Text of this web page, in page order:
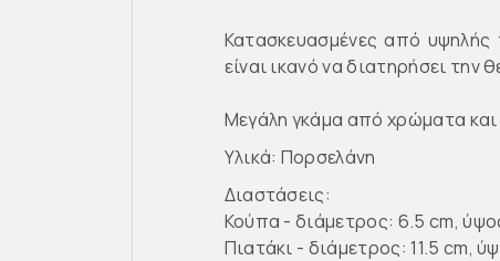
Κατασκευασμένες από υψηλής
είναι ικανό να διατηρήσει
Μεγάλη γκάμα από χρώματα και
Υλικά: Πορσελάνη
Διαστάσεις:
Κούπα - διάμετρος: 6.5 cm,
Πιατάκι - διάμετρος: 11.5 cm,